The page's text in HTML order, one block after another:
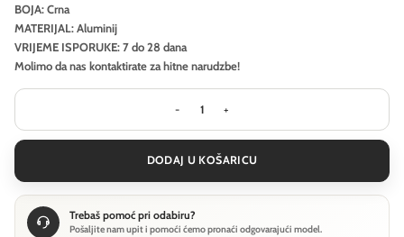
BOJA: Crna
MATERIJAL: Aluminij
VRIJEME ISPORUKE: 7 do 28 dana
Molimo da nas kontaktirate za hitne narudzbe!
Ugradbena svjetiljka Technical
DODAJ U KOŠARICU
Trebaš pomoć pri odabiru?
Pošaljite nam upit i pomoći ćemo pronaći odgovarajući model.